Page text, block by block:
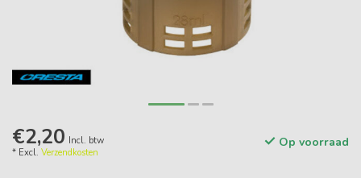
€2,20 Incl. btw
* Excl. Verzendkosten
Op voorraad